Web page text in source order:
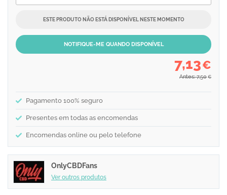
ESTE PRODUTO NÃO ESTÁ DISPONÍVEL NESTE MOMENTO
NOTIFIQUE-ME QUANDO DISPONÍVEL
7,13€
Antes: 7,50 €
Pagamento 100% seguro
Presentes em todas as encomendas
Encomendas online ou pelo telefone
OnlyCBDFans
Ver outros produtos